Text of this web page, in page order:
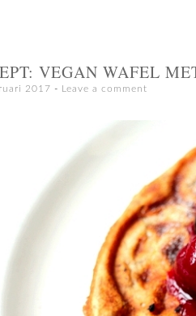
VEGAN WAFEL
2017 Leave a comment